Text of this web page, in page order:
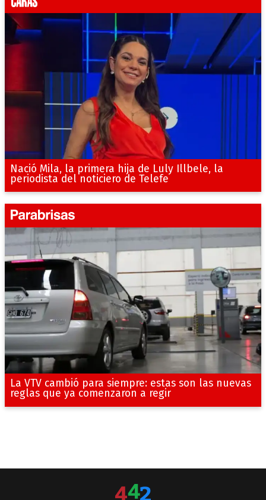
Nació Mila, la primera hija de Luly Illbele, la
periodista del noticiero de Telefe
La VTV cambió para siempre: estas son las nuevas
reglas que ya comenzaron a regir